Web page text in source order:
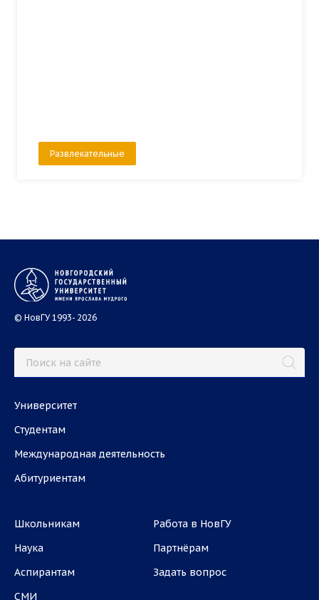
Развлекательные
© НовГУ 1993- 2026
Университет
Студентам
Международная деятельность
Абитуриентам
Школьникам
Наука
Аспирантам
СМИ
Работа в НовГУ
Партнёрам
Задать вопрос